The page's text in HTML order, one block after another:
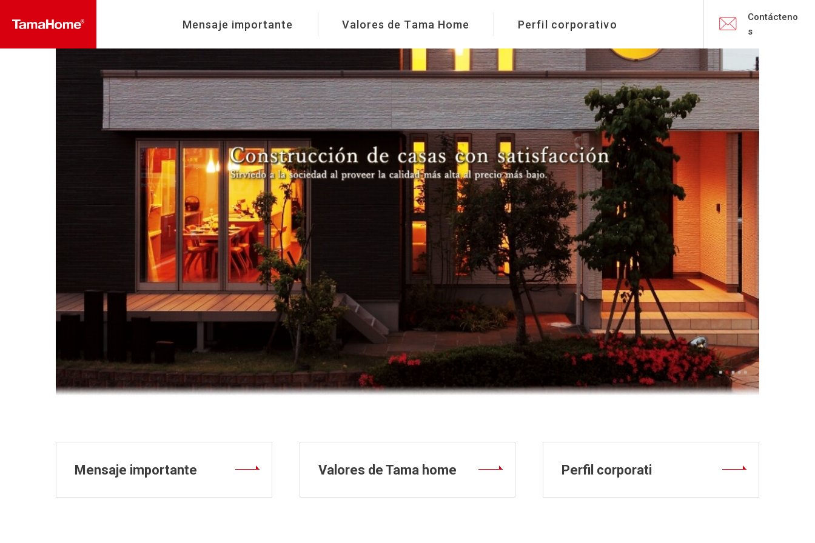
Mensaje importante Valores de Tama Home Perfil corporativo
Contácteno
s
Mensaje importante Valores de Tama home Perfil corporati